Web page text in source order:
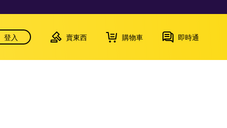
登入 賣東西 購物車 即時通